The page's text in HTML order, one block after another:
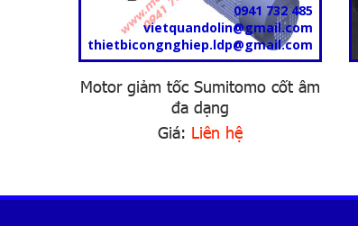
0941 732 485
vietquandolin@gmail.com
thietbicongnghiep.ldp@gmail.com
Motor giảm tốc Sumitomo cốt âm
đa dạng
Giá: Liên hệ